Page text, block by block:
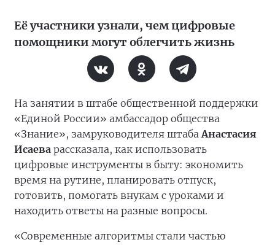
Её участники узнали, чем цифровые
помощники могут облегчить жизнь
На занятии в штабе общественной поддержки
«Единой России» амбассадор общества
«Знание», замруководителя штабаАнастасия
Исаева рассказала, как использовать
цифровые инструменты в быту: экономить
время на рутине, планировать отпуск,
готовить, помогать внукам с уроками и
находить ответы на разные вопросы.
«Современные алгоритмы стали частью